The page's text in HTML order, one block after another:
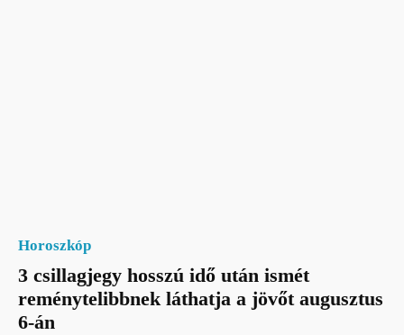
Horoszkóp
3 csillagjegy hosszú idő után ismét
reménytelibbnek láthatja a jövőt augusztus
6-án